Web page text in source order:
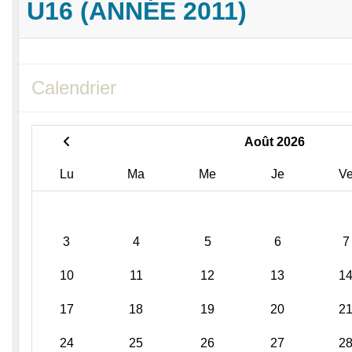
U16 (ANNÉE 2011)
Calendrier
Août 2026
Lu Ma Me Je
3 4 5 6 7
10 11 12 13 14
17 18 19 20 21
24 25 26 27 28